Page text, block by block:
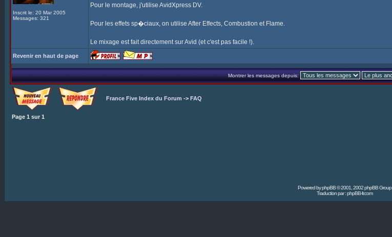
Inscrit le: 20 Mar 2005
Messages: 321
Pour le montage, j'utilise AvidXpress DV.
Pour les effets sp�ciaux, on utilise After Effects, Combustion et Flame.
Le mixage est fait directement sur Avid (et c'est pas facile !).
Revenir en haut de page
Montrer les messages depuis:
France Five Index du Forum -> FAQ
Page 1 sur 1
Powered byphpBB© 2001, 2002 phpBB Group
Traduction par :phpBB-fr.com